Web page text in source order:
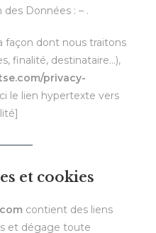
des Données :– .
façon dont nous traitons
finalité, destinataire…),
privacy-
le lien hypertexte vers
et cookies
contient des liens
et dégage toute